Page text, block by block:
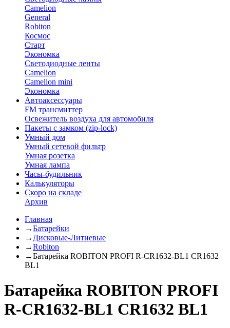
Camelion
General
Robiton
Космос
Старт
Экономка
Светодиодные ленты
Camelion
Camelion mini
Экономка
Автоаксессуары
FM трансмиттер
Освежитель воздуха для автомобиля
Пакеты с замком (zip-lock)
Умный дом
Умный сетевой фильтр
Умная розетка
Умная лампа
Часы-будильник
Калькуляторы
Скоро на складе
Архив
Главная
→Батарейки
→ Дисковые-Литиевые
→Robiton
→Батарейка ROBITON PROFI R-CR1632-BL1 CR1632
BL1
Батарейка ROBITON PROFI
R-CR1632-BL1 CR1632 BL1